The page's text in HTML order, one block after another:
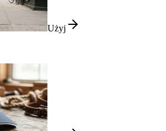
Użyj